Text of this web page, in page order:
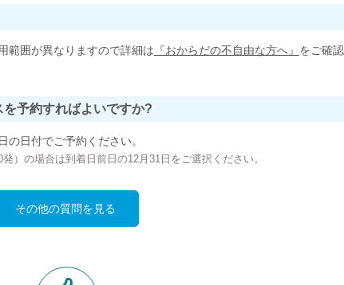
範囲が異なりますので詳細は 『おからだの不自由な方へ』 をご確
予約すればよいですか?
日付でご予約ください。
）の場合は到着日前日の12月31日をご選択ください。
その他の質問を見る